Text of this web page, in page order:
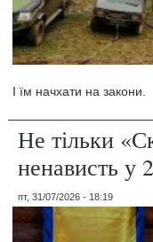
І їм начхати на закони.
Не тільки
ненависть
пт, 31/07/2026 - 18:19